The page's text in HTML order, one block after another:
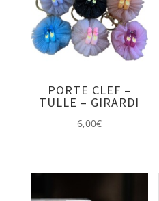
PORTE CLEF –
TULLE – GIRARDI
6,00€